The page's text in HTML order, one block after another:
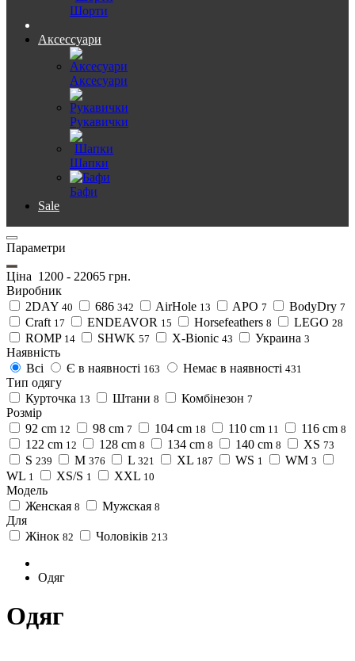
Шорти
Аксессуари
Аксесуари
Рукавички
Шапки
Бафи
Sale
Параметри
Ціна 1200 - 22065 грн.
Виробник
2DAY 40 686 342 AirHole 13 APO 7 BodyDry 7
Craft 17 ENDEAVOR 15 Horsefeathers 8 LEGO 28
ROMP 14 SHWK 57 X-Bionic 43 Украина 3
Наявність
Всі
Є в наявності 163 Немає в наявності 431
Тип одягу
Курточка 13 Штани 8 Комбінезон 7
Розмір
92 cm 12 98 cm 7 104 cm 18 110 cm 11 116 cm 8
122 cm 12 128 cm 8 134 cm 8 140 cm 8 XS 73
S 239 M 376 L 321 XL 187 WS 1 WM 3
WL 1 XS/S 1 XXL 10
Модель
Женская 8 Мужская 8
Для
Жінок 82 Чоловіків 213
Одяг
Одяг